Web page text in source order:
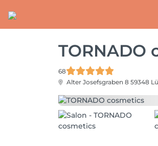
TORNADO
68
Alter Josefsgraben 8 59348